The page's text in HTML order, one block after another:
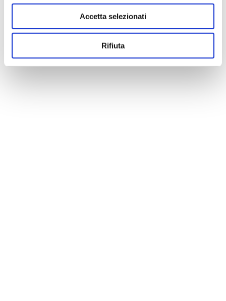
Accetta selezionati
Rifiuta